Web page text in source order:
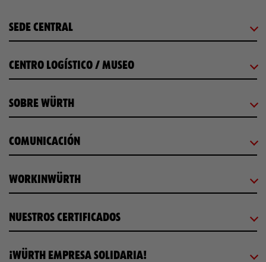
SEDE CENTRAL
CENTRO LOGÍSTICO / MUSEO
SOBRE WÜRTH
COMUNICACIÓN
WORKINWÜRTH
NUESTROS CERTIFICADOS
¡WÜRTH EMPRESA SOLIDARIA!